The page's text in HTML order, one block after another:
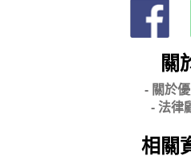
關
- 關於
- 法律
相關